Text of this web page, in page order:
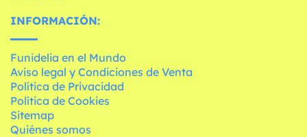
INFORMACIÓN:
Funidelia en el Mundo
Aviso legal y Condiciones de Venta
Política de Privacidad
Política de Cookies
Sitemap
Quiénes somos